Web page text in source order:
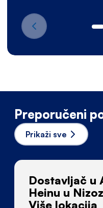
Preporučeni
Prikaži sve
Dostavljač u
Heinu u
Više lokacija